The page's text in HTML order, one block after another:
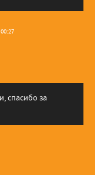
спасибо за